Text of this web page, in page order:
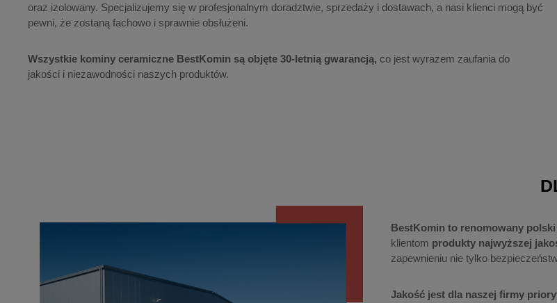
oraz izolowany. Specjalizujemy się w profesjonalnym doradztwie, sprzedaży i dostawach, a nasi klienci mogą być
pewni, że zostaną fachowo i sprawnie obsłużeni.
Wszystkie kominy ceramiczne BestKomin są objęte 30-letnią gwarancją, co jest wyrazem zaufania do
jakości i niezawodności naszych produktów.
BestKomin to renomowany
klientom produkty najwyższej
zapewnieniu nie tylko
Jakość jest dla naszej firmy